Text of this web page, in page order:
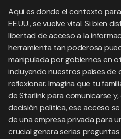
Aquí es donde el contexto
EE.UU., se vuelve vital. Si bien
libertad de acceso a la
herramienta tan poderosa
manipulada por gobiernos en
incluyendo nuestros países
reflexionar. Imagina que tu
de Starlink para comunicarse
decisión política, ese acceso
de una empresa privada para
crucial genera serias